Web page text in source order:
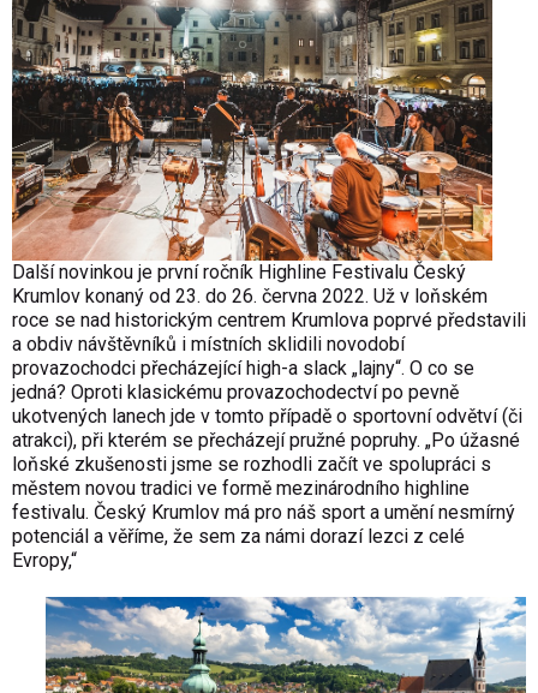
Další novinkou je první ročník Highline Festivalu Český
Krumlov konaný od 23. do 26. června 2022. Už v loňském
roce se nad historickým centrem Krumlova poprvé představili
a obdiv návštěvníků i místních sklidili novodobí
provazochodci přecházející high-a slack „lajny“. O co se
jedná? Oproti klasickému provazochodectví po pevně
ukotvených lanech jde v tomto případě o sportovní odvětví (či
atrakci), při kterém se přecházejí pružné popruhy. „Po úžasné
loňské zkušenosti jsme se rozhodli začít ve spolupráci s
městem novou tradici ve formě mezinárodního highline
festivalu. Český Krumlov má pro náš sport a umění nesmírný
potenciál a věříme, že sem za námi dorazí lezci z celé
Evropy,“